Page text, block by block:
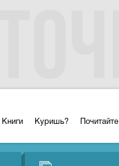
Книги Куришь? Почитайте